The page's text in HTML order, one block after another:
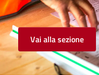
Vai alla sezione